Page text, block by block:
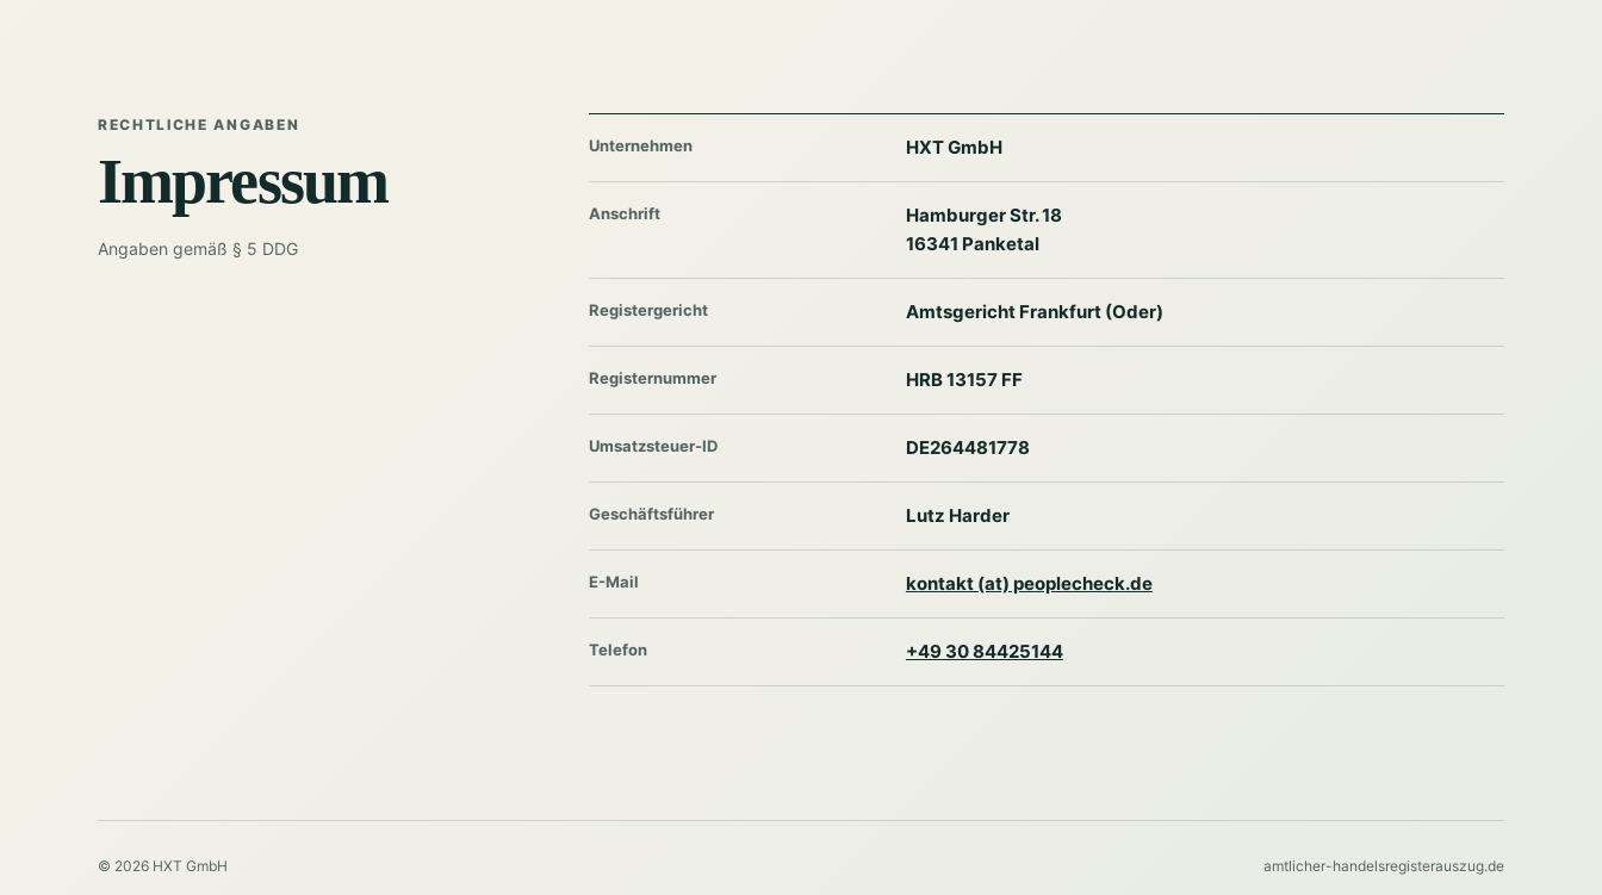
RECHTLICHE ANGABEN
Impressum
Angaben gemäß § 5 DDG
Unternehmen HXT GmbH
Anschrift
Hamburger Str. 18
16341 Panketal
Registergericht Amtsgericht Frankfurt (Oder)
Registernummer HRB 13157 FF
Umsatzsteuer-ID DE264481778
Geschäftsführer Lutz Harder
E-Mail kontakt (at) peoplecheck.de
Telefon +49 30 84425144
© 2026 HXT GmbH amtlicher-handelsregisterauszug.de